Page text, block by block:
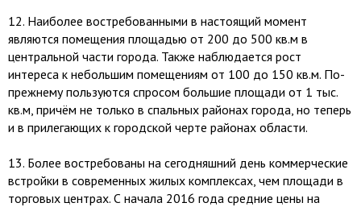
12.​ Наиболее востребованными в настоящий момент
являются помещения площадью от 200 до 500 кв.м в
центральной части города. Также наблюдается рост
интереса к небольшим помещениям от 100 до 150 кв.м. По-
прежнему пользуются спросом большие площади от 1 тыс.
кв.м, причём не только в спальных районах города, но теперь
и в прилегающих к городской черте районах области.
13.​ Более востребованы на сегодняшний день коммерческие
встройки в современных жилых комплексах, чем площади в
торговых центрах. С начала 2016 года средние цены на